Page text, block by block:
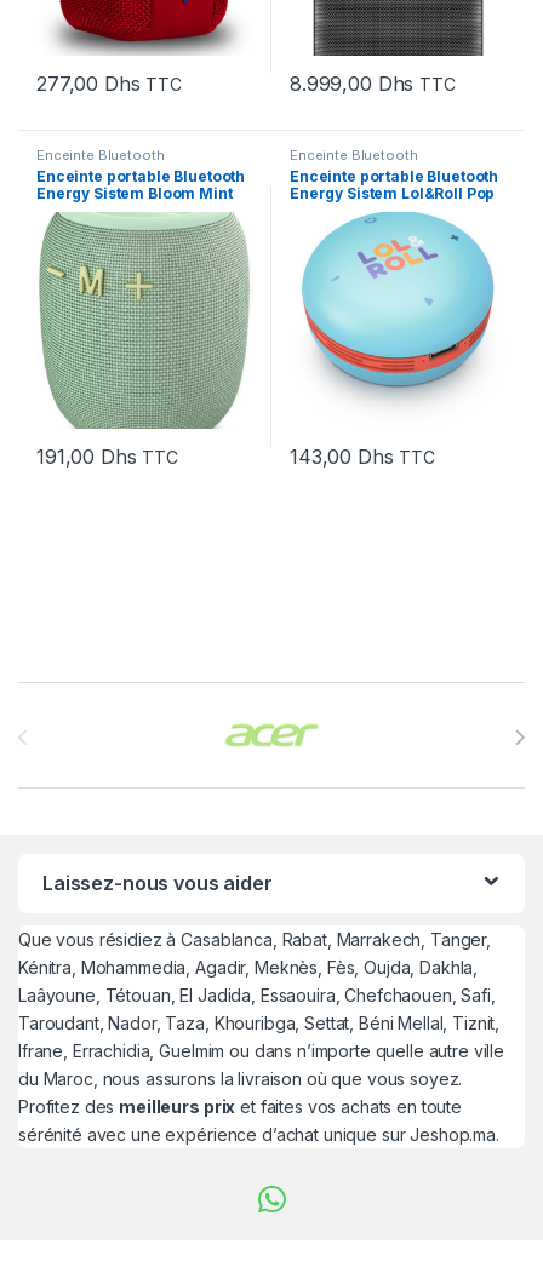
277,00 Dhs TTC 8.999,00 Dhs TTC
Enceinte Bluetooth
Enceinte portable Bluetooth
Energy Sistem Bloom Mint
(458776)
191,00 Dhs TTC
Enceinte Bluetooth
Enceinte portable Bluetooth
Energy Sistem Lol&Roll Pop
Kids – Bleu (454969)
143,00 Dhs TTC
Laissez-nous vous aider
Que vous résidiez à Casablanca, Rabat, Marrakech, Tanger,
Kénitra, Mohammedia, Agadir, Meknès, Fès, Oujda, Dakhla,
Laâyoune, Tétouan, El Jadida, Essaouira, Chefchaouen, Safi,
Taroudant, Nador, Taza, Khouribga, Settat, Béni Mellal, Tiznit,
Ifrane, Errachidia, Guelmim ou dans n’importe quelle autre ville
du Maroc, nous assurons la livraison où que vous soyez.
Profitez des meilleurs prix et faites vos achats en toute
sérénité avec une expérience d’achat unique sur Jeshop.ma.